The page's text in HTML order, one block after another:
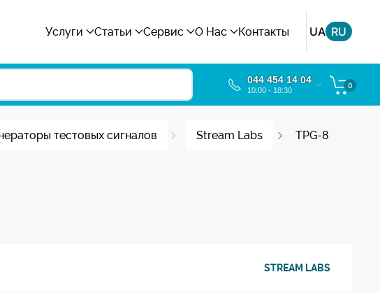
Услуги Статьи Сервис О Нас Контакты UA RU
044 454 14 04
10:00 - 18:30
0
тестовых сигналов Stream Labs TPG-8
STREAM LABS